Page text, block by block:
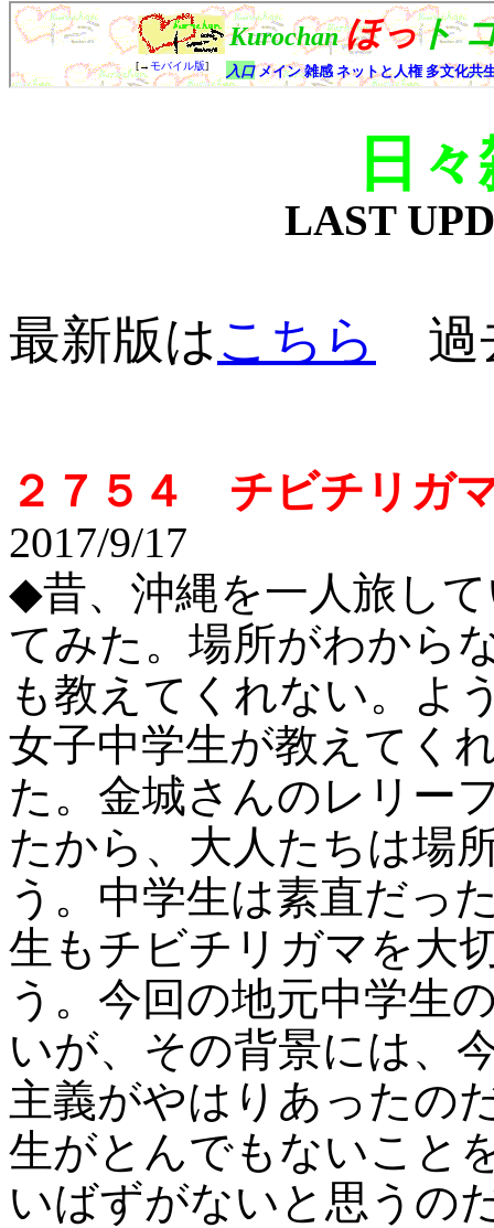
日
LAST
最新版はこちら 過
２７５４ チビチリガ
2017/9/17
◆昔、沖縄を一人旅し
てみた。場所がわから
も教えてくれない。よ
女子中学生が教えてく
た。金城さんのレリー
たから、大人たちは場
う。中学生は素直だっ
生もチビチリガマを大
う。今回の地元中学生
いが、その背景には、
主義がやはりあったの
生がとんでもないこと
いばずがないと思うの